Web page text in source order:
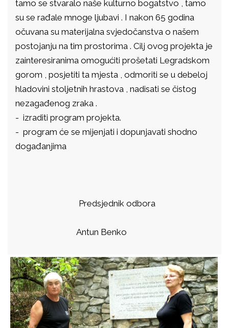
tamo se stvaralo naše kulturno bogatstvo , tamo
su se rađale mnoge ljubavi . I nakon 65 godina
očuvana su materijalna svjedočanstva o našem
postojanju na tim prostorima . Cilj ovog projekta je
zainteresiranima omogućiti prošetati Legradskom
gorom , posjetiti ta mjesta , odmoriti se u debeloj
hladovini stoljetnih hrastova , nadisati se čistog
nezagađenog zraka .
- izraditi program projekta.
- program će se mijenjati i dopunjavati shodno
događanjima
Predsjednik odbora
Antun Benko